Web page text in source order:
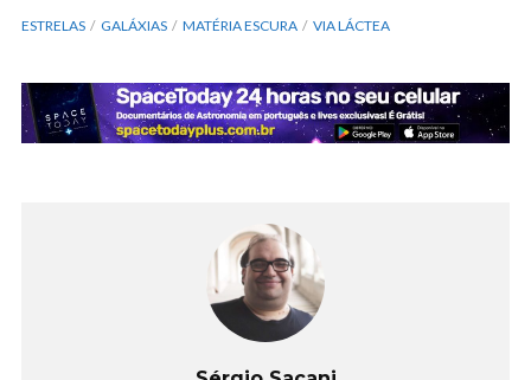
ESTRELAS GALÁXIAS MATÉRIA ESCURA VIA LÁCTEA